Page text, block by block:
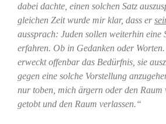
dabei dachte, einen solchen Satz
gleichen Zeit wurde mir klar, dass er
aussprach: Juden sollen weiterhin eine
erfahren. Ob in Gedanken oder
erweckt offenbar das Bedürfnis, sie
gegen eine solche Vorstellung
nur toben, mich ärgern oder den Raum
getobt und den Raum verlassen.“